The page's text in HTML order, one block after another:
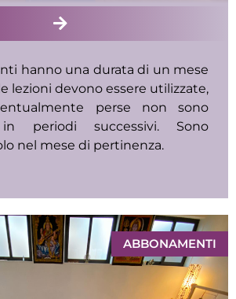
hanno una durata di un mese
lezioni devono essere utilizzate,
perse non sono
in periodi successivi. Sono
nel mese di pertinenza.
ABBONAMENTI